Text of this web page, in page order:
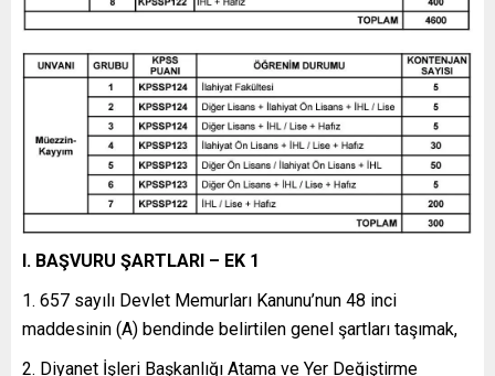
I. BAŞVURU ŞARTLARI – EK 1
1. 657 sayılı Devlet Memurları Kanunu’nun 48 inci
maddesinin (A) bendinde belirtilen genel şartları taşımak,
2. Diyanet İşleri Başkanlığı Atama ve Yer Değiştirme